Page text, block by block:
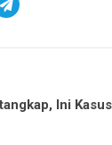
Ini